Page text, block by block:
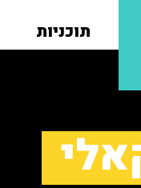
תוכניות